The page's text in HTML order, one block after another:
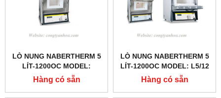
LÒ NUNG NABERTHERM 5
LÍT-1200OC MODEL:
LT5/12
Hàng có sẵn
LÒ NUNG NABERTHERM 5
LÍT-1200OC MODEL: L5/12
Hàng có sẵn